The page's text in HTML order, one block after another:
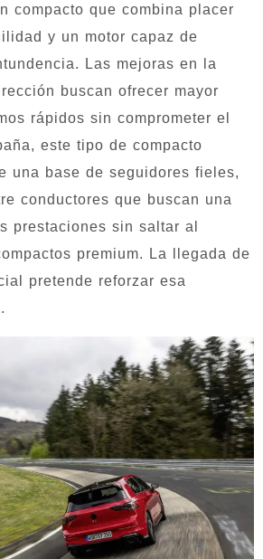
compacto que combina placer
y un motor capaz de
Las mejoras en la
buscan ofrecer mayor
rápidos sin comprometer el
este tipo de compacto
una base de seguidores fieles,
conductores que buscan una
prestaciones sin saltar al
premium. La llegada de
pretende reforzar esa